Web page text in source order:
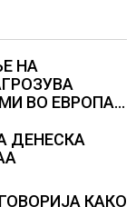
НА
ВО ЕВРОПА и
ДЕНЕСКА
КАКО